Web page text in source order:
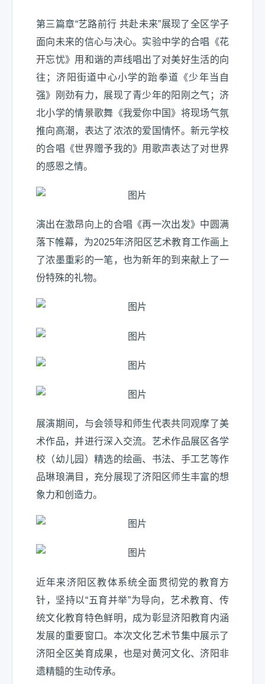
第三篇章“艺路前行 共赴未来”展现了全区学子
面向未来的信心与决心。实验中学的合唱《花
开忘忧》用和谐的声线唱出了对美好生活的向
往；济阳街道中心小学的跆拳道《少年当自
强》刚劲有力，展现了青少年的阳刚之气；济
北小学的情景歌舞《我爱你中国》将现场气氛
推向高潮，表达了浓浓的爱国情怀。新元学校
的合唱《世界赠予我的》用歌声表达了对世界
的感恩之情。
演出在激昂向上的合唱《再一次出发》中圆满
落下帷幕，为2025年济阳区艺术教育工作画上
了浓墨重彩的一笔，也为新年的到来献上了一
份特殊的礼物。
展演期间，与会领导和师生代表共同观摩了美
术作品，并进行深入交流。艺术作品展区各学
校（幼儿园）精选的绘画、书法、手工艺等作
品琳琅满目，充分展现了济阳区师生丰富的想
象力和创造力。
近年来济阳区教体系统全面贯彻党的教育方
针，坚持以“五育并举”为导向，艺术教育、传
统文化教育特色鲜明，成为彰显济阳教育内涵
发展的重要窗口。本次文化艺术节集中展示了
济阳全区美育成果，也是对黄河文化、济阳非
遗精髓的生动传承。